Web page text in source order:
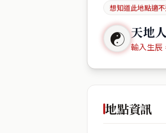
想知道此地點適
☯ 天地
輸入生辰
地點資訊